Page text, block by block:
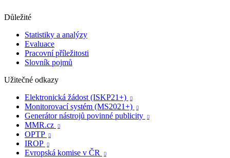
Důležité
Statistiky a analýzy
Evaluace
Pracovní příležitosti
Slovník pojmů
Užitečné odkazy
Elektronická žádost (ISKP21+)

Monitorovací systém (MS2021+) 
Generátor nástrojů povinné publicity 
MMR.cz 
OPTP 
IROP 
Evropská komise v ČR 